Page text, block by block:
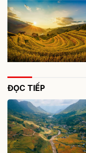
ĐỌC TIẾP